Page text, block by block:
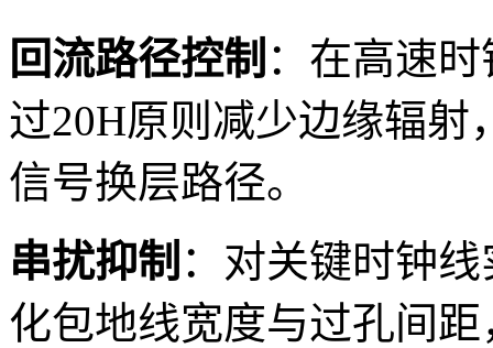
回流路径控制 ：在高速
过20H原则减少边缘辐
信号换层路径。
串扰抑制 ：对关键时钟
化包地线宽度与过孔间